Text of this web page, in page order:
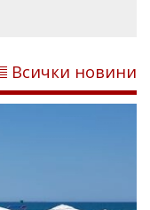
Всички новини